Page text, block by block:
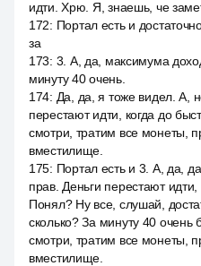
идти. Хрю. Я, знаешь, че
172: Портал есть и
за
173: 3. А, да, максимума
минуту 40 очень.
174: Да, да, я тоже видел. А,
перестают идти, когда до
смотри, тратим все монеты,
вместилище.
175: Портал есть и 3. А, да,
прав. Деньги перестают
Понял? Ну все, слушай,
сколько? За минуту 40
смотри, тратим все монеты,
вместилище.